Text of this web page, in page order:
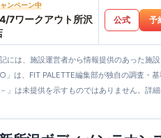
ンペーン中
7ワークアウト所沢
公式 予
には、施設運営者から情報提供のあった施
」は、FIT PALETTE編集部が独自の調査・
」は未提供を示すものではありません。詳